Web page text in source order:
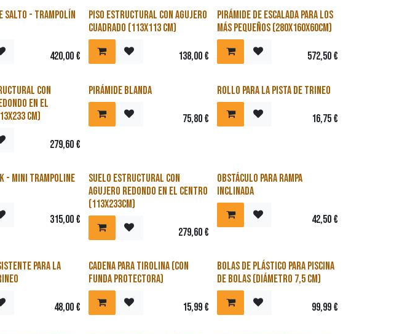
salto - Trampolín
420,00€
Piso estructural con agujero
cuadrado (113x113 cm)
138,00€
Pirámide de escalada para los
más pequeños (280x160x60cm)
572,50€
con
en el
cm)
279,60€
Pirámide blanda
75,80€
Rollo para la pista de trineo
16,75€
- mini trampoline
315,00€
Suelo estructural con
agujero redondo en el centro
(113x233cm)
279,60€
Obstáculo para rampa
inclinada
42,50€
para la
48,00€
Cadena para tirolina (con
funda protectora)
15,99€ Precio reducido
Bolas de plástico para piscina
de bolas (diámetro 7,5 cm)
99,99€